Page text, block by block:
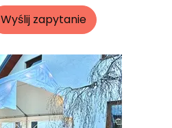
Wyślij zapytanie